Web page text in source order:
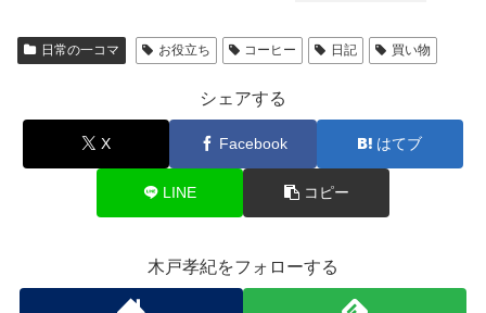
日常の一コマ お役立ち コーヒー 日記 買い物
シェアする
X Facebook はてブ
LINE コピー
木戸孝紀をフォローする